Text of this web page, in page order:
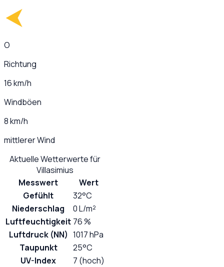
O
Richtung
16 km/h
Windböen
8 km/h
mittlerer Wind
Aktuelle Wetterwerte für
Villasimius
Messwert
Wert
Gefühlt
32°C
Niederschlag
0 L/m²
Luftfeuchtigkeit 76 %
Luftdruck (NN) 1017 hPa
Taupunkt
25°C
UV-Index
7 (hoch)